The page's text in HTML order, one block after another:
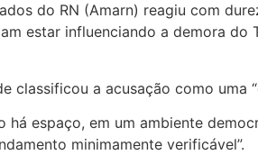
do RN (Amarn) reagiu com
estar influenciando a demora
classificou a acusação como uma
há espaço, em um ambiente
minimamente verificável”.